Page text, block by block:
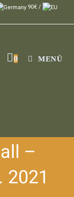
90€ /
0 MENÜ
–
2021